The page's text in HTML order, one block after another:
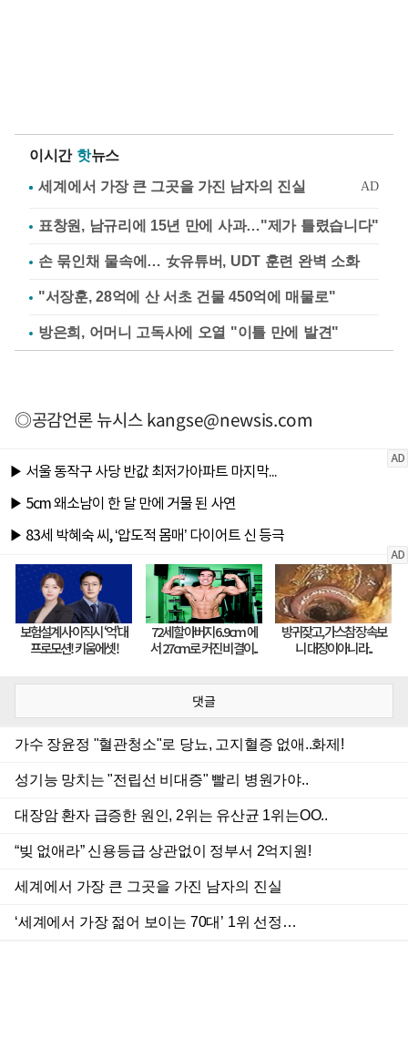
이시간 핫뉴스
표창원, 남규리에 15년 만에 사과…"제가 틀렸습니다"
손 묶인채 물속에… 女유튜버, UDT 훈련 완벽 소화
"서장훈, 28억에 산 서초 건물 450억에 매물로"
방은희, 어머니 고독사에 오열 "이틀 만에 발견"
◎공감언론 뉴시스kangse@newsis.com
댓글